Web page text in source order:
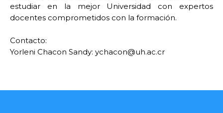
estudiar en la mejor Universidad con expertos
docentes comprometidos con la formación.
Contacto:
Yorleni Chacon Sandy: ychacon@uh.ac.cr